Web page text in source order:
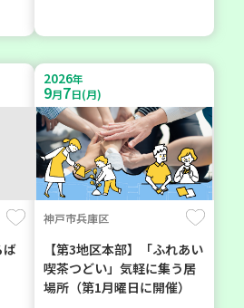
2026年
9月7日(月)
神戸市兵庫区
【第3地区本部】「ふれあい
喫茶つどい」気軽に集う居
場所（第1月曜日に開催）